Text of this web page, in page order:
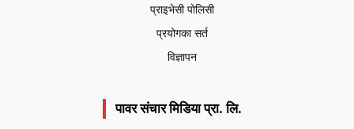
प्राइभेसी पोलिसी
प्रयोगका सर्त
विज्ञापन
पावर संचार मिडिया प्रा. लि.